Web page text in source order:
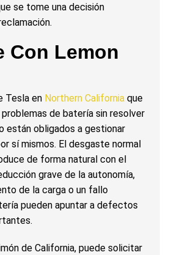
se tome una decisión
Con Lemon
Tesla en Northern California que
de batería sin resolver
están obligados a gestionar
sí mismos. El desgaste normal
de forma natural con el
grave de la autonomía,
de la carga o un fallo
pueden apuntar a defectos
de California, puede solicitar